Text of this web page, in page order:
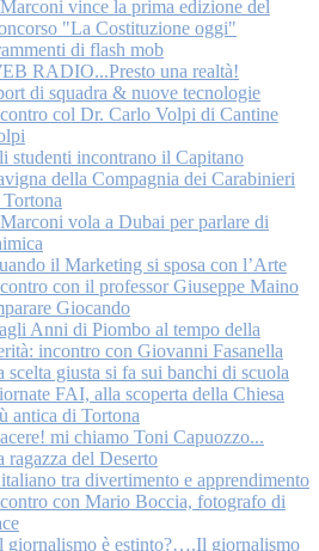
vince la prima edizione del
"La Costituzione oggi"
di flash mob
RADIO...Presto una realtà!
di squadra & nuove tecnologie
col Dr. Carlo Volpi di Cantine
studenti incontrano il Capitano
della Compagnia dei Carabinieri
vola a Dubai per parlare di
il Marketing si sposa con l’Arte
con il professor Giuseppe Maino
Giocando
Anni di Piombo al tempo della
incontro con Giovanni Fasanella
scelta giusta si fa sui banchi di scuola
FAI, alla scoperta della Chiesa
antica di Tortona
mi chiamo Toni Capuozzo...
ragazza del Deserto
tra divertimento e apprendimento
con Mario Boccia, fotografo di
giornalismo è estinto?….Il giornalismo